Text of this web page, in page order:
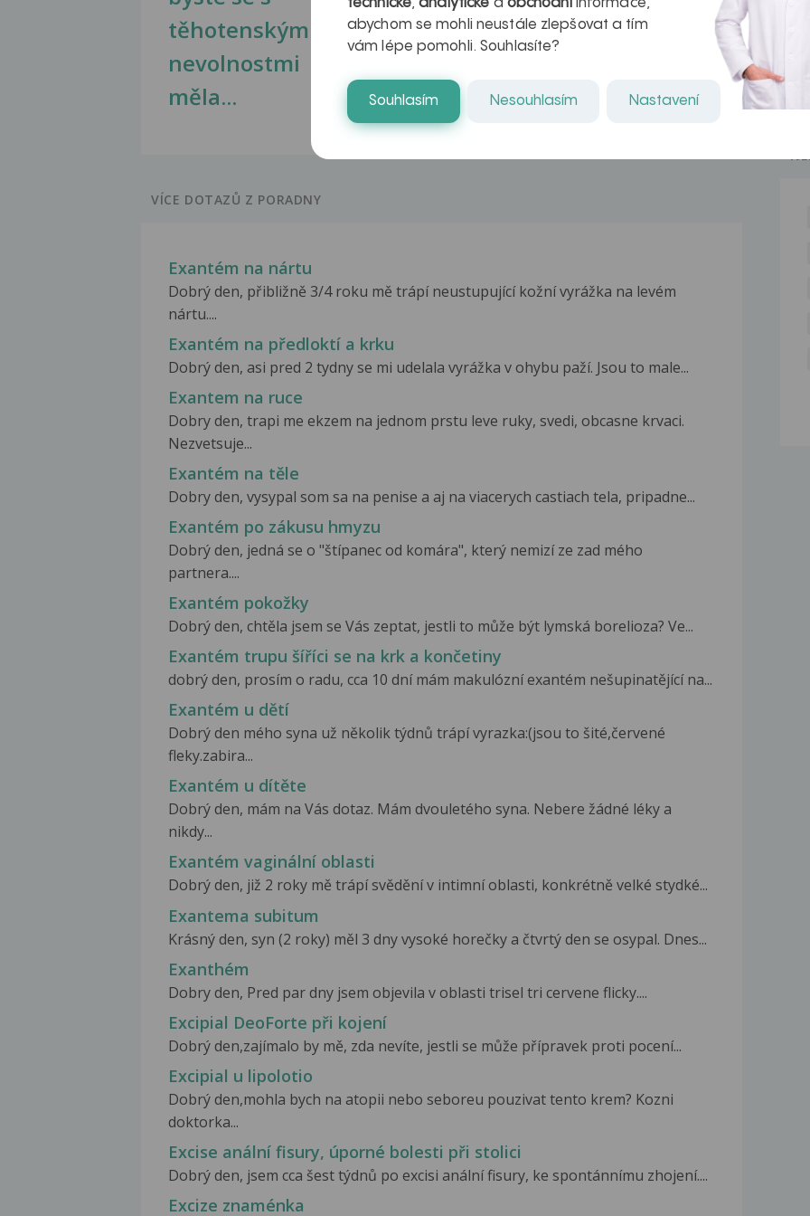
těhotenskými
nevolnostmi
měla...
obrazech
myastenie –
kteří ji...
VÍCE DOTAZŮ Z PORADNY
Exantém na nártu
Dobrý den, přibližně 3/4 roku mě trápí neustupující kožní vyrážka na levém
nártu....
Exantém na předloktí a krku
Dobrý den, asi pred 2 tydny se mi udelala vyrážka v ohybu paží. Jsou to male...
Exantem na ruce
Dobry den, trapi me ekzem na jednom prstu leve ruky, svedi, obcasne krvaci.
Nezvetsuje...
Exantém na těle
Dobry den, vysypal som sa na penise a aj na viacerych castiach tela, pripadne...
Exantém po zákusu hmyzu
Dobrý den, jedná se o "štípanec od komára", který nemizí ze zad mého
partnera....
Exantém pokožky
Dobrý den, chtěla jsem se Vás zeptat, jestli to může být lymská borelioza? Ve...
Exantém trupu šíříci se na krk a končetiny
dobrý den, prosím o radu, cca 10 dní mám makulózní exantém nešupinatějící na...
Exantém u dětí
Dobrý den mého syna už několik týdnů trápí vyrazka:(jsou to šité,červené
fleky.zabira...
Exantém u dítěte
Dobrý den, mám na Vás dotaz. Mám dvouletého syna. Nebere žádné léky a
nikdy...
Exantém vaginální oblasti
Dobrý den, již 2 roky mě trápí svědění v intimní oblasti, konkrétně velké stydké...
Exantema subitum
Krásný den, syn (2 roky) měl 3 dny vysoké horečky a čtvrtý den se osypal. Dnes...
Exanthém
Dobry den, Pred par dny jsem objevila v oblasti trisel tri cervene flicky....
Excipial DeoForte při kojení
Dobrý den,zajímalo by mě, zda nevíte, jestli se může přípravek proti pocení...
Excipial u lipolotio
Dobrý den,mohla bych na atopii nebo seboreu pouzivat tento krem? Kozni
doktorka...
Excise anální fisury, úporné bolesti při stolici
Dobrý den, jsem cca šest týdnů po excisi anální fisury, ke spontánnímu zhojení....
Excize znaménka
technické,analytické a obchodníinformace,
abychom se mohli neustále zlepšovat a tím
vám lépe pomohli. Souhlasíte?
Souhlasím Nesouhlasím Nastavení